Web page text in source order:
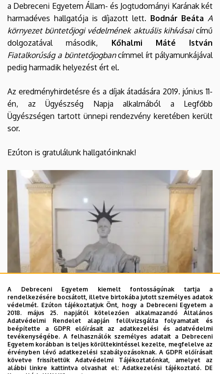
a Debreceni Egyetem Állam- és Jogtudományi Karának két
harmadéves hallgatója is díjazott lett. Bodnár Beáta A
környezet büntetőjogi védelmének aktuális kihívásaicímű
dolgozatával második, Kőhalmi Máté István
Fiatalkorúság a büntetőjogbancímmel írt pályamunkájával
pedig harmadik helyezést ért el.
Az eredményhirdetésre és a díjak átadására 2019. június 11-
én, az Ügyészség Napja alkalmából a Legfőbb
Ügyészségen tartott ünnepi rendezvény keretében került
sor.
Ezúton is gratulálunk hallgatóinknak!
A Debreceni Egyetem kiemelt fontosságúnak tartja a
rendelkezésére bocsátott, illetve birtokába jutott személyes adatok
védelmét. Ezúton tájékoztatjuk Önt, hogy a Debreceni Egyetem a
2018. május 25. napjától kötelezően alkalmazandó Általános
Adatvédelmi Rendelet alapján felülvizsgálta folyamatait és
beépítette a GDPR előírásait az adatkezelési és adatvédelmi
tevékenységébe. A felhasználók személyes adatait a Debreceni
Egyetem korábban is teljes körültekintéssel kezelte, megfelelve az
érvényben lévő adatkezelési szabályozásoknak. A GDPR előírásait
követve frissítettük Adatvédelmi Tájékoztatónkat, amelyet az
alábbi linkre kattintva olvashat el:Adatkezelési tájékoztató. DE